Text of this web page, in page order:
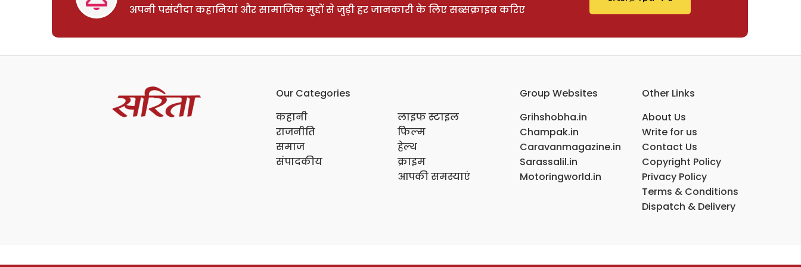
अपनी पसंदीदा कहानियां और सामाजिक मुद्दों से जुड़ी हर जानकारी के लिए सब्सक्राइब करिए
Our Categories
कहानी
राजनीति
समाज
संपादकीय
लाइफ स्टाइल
फिल्म
हेल्थ
क्राइम
आपकी समस्याएं
Group Websites
Grihshobha.in
Champak.in
Caravanmagazine.in
Sarassalil.in
Motoringworld.in
Other Links
About Us
Write for us
Contact Us
Copyright Policy
Privacy Policy
Terms & Conditions
Dispatch & Delivery